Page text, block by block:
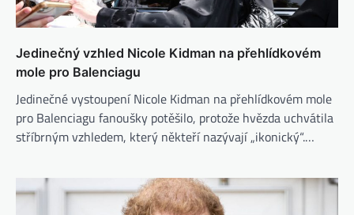
Jedinečný vzhled Nicole Kidman na přehlídkovém
mole pro Balenciagu
Jedinečné vystoupení Nicole Kidman na přehlídkovém mole
pro Balenciagu fanoušky potěšilo, protože hvězda uchvátila
stříbrným vzhledem, který někteří nazývají „ikonický“.…